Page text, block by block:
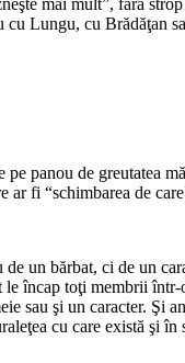
Lungu, cu Brădăţan
pe panou de greutatea
ar fi “schimbarea de
un bărbat, ci de un
le încap toţi membrii
sau şi un caracter.
cu care există şi